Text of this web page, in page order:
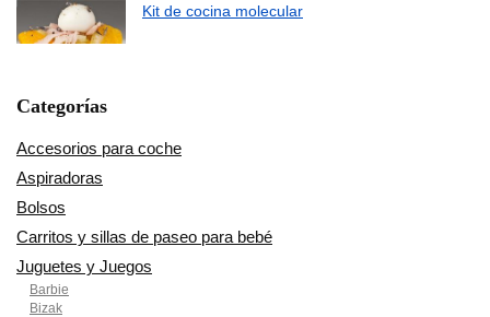
Kit de cocina molecular
Categorías
Accesorios para coche
Aspiradoras
Bolsos
Carritos y sillas de paseo para bebé
Juguetes y Juegos
Barbie
Bizak